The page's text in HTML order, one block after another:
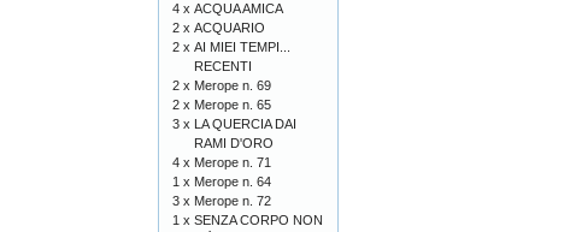
4 x ACQUA AMICA
2 x ACQUARIO
2 x AI MIEI TEMPI...
RECENTI
2 x Merope n. 69
2 x Merope n. 65
3 x LA QUERCIA DAI
RAMI D'ORO
4 x Merope n. 71
1 x Merope n. 64
3 x Merope n. 72
1 x SENZA CORPO NON